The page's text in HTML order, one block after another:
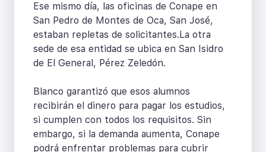
Ese mismo día, las oficinas de Conape en
San Pedro de Montes de Oca, San José,
estaban repletas de solicitantes.La otra
sede de esa entidad se ubica en San Isidro
de El General, Pérez Zeledón.
Blanco garantizó que esos alumnos
recibirán el dinero para pagar los estudios,
si cumplen con todos los requisitos. Sin
embargo, si la demanda aumenta, Conape
podrá enfrentar problemas para cubrir